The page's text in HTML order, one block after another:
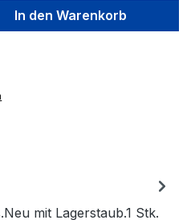
den
In den Warenkorb
mit Lagerstaub.1 Stk.